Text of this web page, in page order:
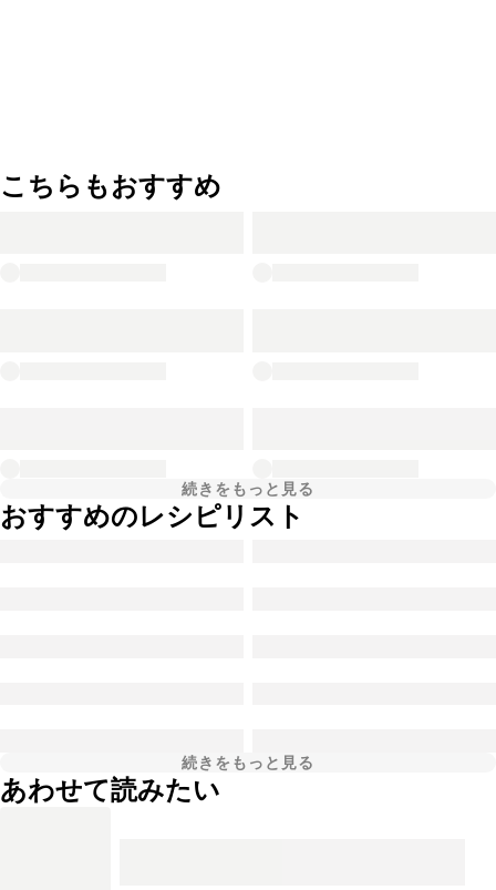
こちらもおすすめ
続きをもっと見る
おすすめのレシピリスト
続きをもっと見る
あわせて読みたい